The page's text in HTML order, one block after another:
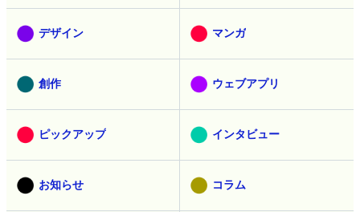
デザイン マンガ
創作 ウェブアプリ
ピックアップ インタビュー
お知らせ コラム